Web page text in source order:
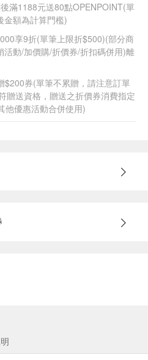
滿1188元送80點OPENPOINT(單
金額為計算門檻)
享9折(單筆上限折$500)(部分商
活動/加價購/折價券/折扣碼併用)離
$200券(單筆不累贈，請注意訂單
贈送資格，贈送之折價券消費指定
他優惠活動合併使用)